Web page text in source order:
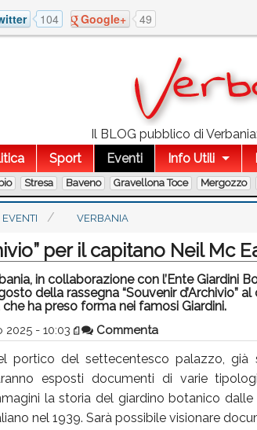
104 Google+ 49
Il BLOG pubblico di
Sport Eventi Info Utili
Stresa Baveno Gravellona Toce Mergozzo
EVENTI VERBANIA
per il capitano Neil Mc
in collaborazione con l’Ente Giardini
della rassegna “Souvenir d’Archivio”
ha preso forma nei famosi Giardini.
- 10:03 Commenta
portico del settecentesco palazzo, già
esposti documenti di varie
la storia del giardino botanico
nel 1939. Sarà possibile visionare